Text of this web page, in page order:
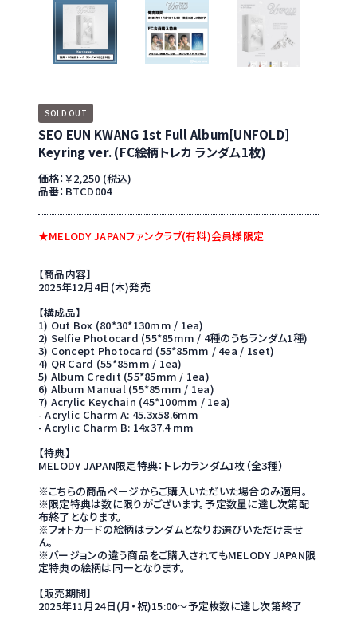
SOLD OUT
SEO EUN KWANG 1st Full Album[UNFOLD]
Keyring ver. (FC絵柄トレカ ランダム1枚)
価格：￥2,250 (税込)
品番：BTCD004
★MELODY JAPANファンクラブ(有料)会員様限定
【商品内容】
2025年12月4日(木)発売
【構成品】
1) Out Box (80*30*130mm / 1ea)
2) Selfie Photocard (55*85mm / 4種のうちランダム1種)
3) Concept Photocard (55*85mm / 4ea / 1set)
4) QR Card (55*85mm / 1ea)
5) Album Credit (55*85mm / 1ea)
6) Album Manual (55*85mm / 1ea)
7) Acrylic Keychain (45*100mm / 1ea)
- Acrylic Charm A: 45.3x58.6mm
- Acrylic Charm B: 14x37.4 mm
【特典】
MELODY JAPAN限定特典：トレカランダム1枚（全3種）
※こちらの商品ページからご購入いただいた場合のみ適用。
※限定特典は数に限りがございます。予定数量に達し次第配
布終了となります。
※フォトカードの絵柄はランダムとなりお選びいただけませ
ん。
※バージョンの違う商品をご購入されてもMELODY JAPAN限
定特典の絵柄は同一となります。
【販売期間】
2025年11月24日(月・祝)15:00～予定枚数に達し次第終了